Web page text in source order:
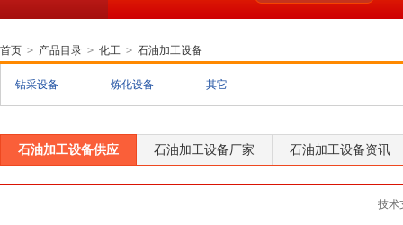
首页 > 产品目录 > 化工 > 石油加工设备
钻采设备 炼化设备 其它
石油加工设备供应 石油加工设备厂家 石油加工设备资讯
技术